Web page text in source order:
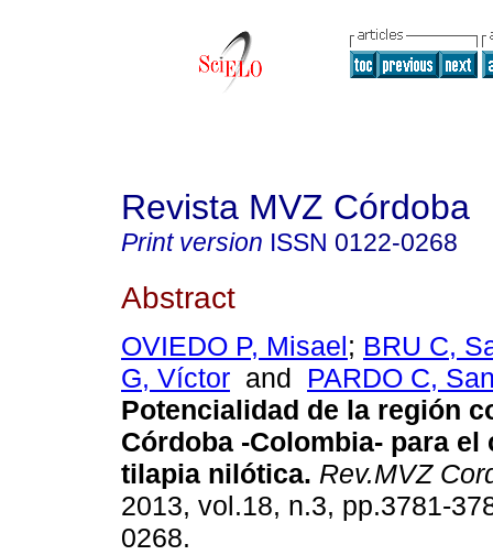
Revista MVZ Córdoba
Print version ISSN 0122-0268
Abstract
OVIEDO P, Misael; BRU C,
G, Víctor and PARDO C,
Potencialidad de la región
Córdoba -Colombia- para el
tilapia nilótica. Rev.MVZ
2013, vol.18, n.3, pp.3781-
0268.